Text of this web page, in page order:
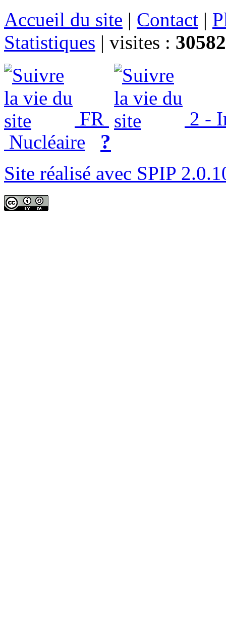
Accueil du site | Contact |
Statistiques | visites :
FR
2 -
Nucléaire
?
Site réalisé avec SPIP